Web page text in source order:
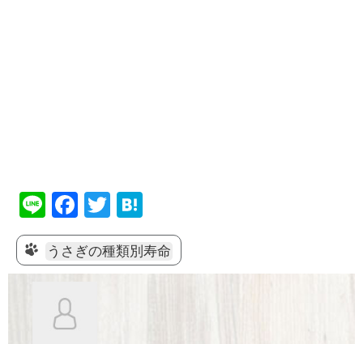
Li
n
e
F
a
c
e
T
wi
tt
er
at
e
n
うさぎの種類別寿命